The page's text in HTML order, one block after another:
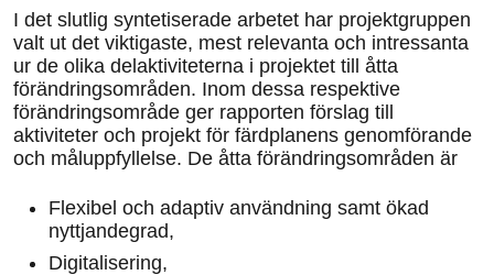
I det slutlig syntetiserade arbetet har projektgruppen
valt ut det viktigaste, mest relevanta och intressanta
ur de olika delaktiviteterna i projektet till åtta
förändringsområden. Inom dessa respektive
förändringsområde ger rapporten förslag till
aktiviteter och projekt för färdplanens genomförande
och måluppfyllelse. De åtta förändringsområden är
Flexibel och adaptiv användning samt ökad
nyttjandegrad,
Digitalisering,